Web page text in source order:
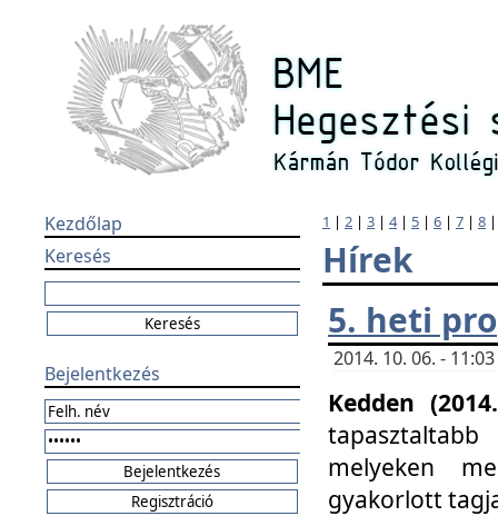
Kezdőlap
Keresés
Bejelentkezés
1 | 2 | 3 | 4| 5 | 6 | 7 | 8
Hírek
5. heti
2014. 10. 06. -
Kedden
melyeken
gyakorlott